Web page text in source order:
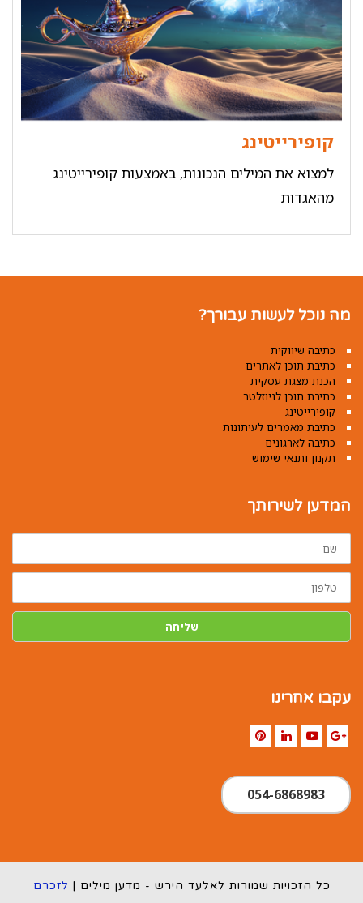
קופירייטינג
למצוא את המילים הנכונות, באמצעות קופירייטינג
מהאגדות
מה נוכל לעשות עבורך?
כתיבה שיווקית
כתיבת תוכן לאתרים
הכנת מצגת עסקית
כתיבת תוכן לניוזלטר
קופירייטינג
כתיבת מאמרים לעיתונות
כתיבה לארגונים
תקנון ותנאי שימוש
המדען לשירותך
שם
טלפון
שליחה
עקבו אחרינו
054-6868983
כל הזכויות שמורות לאלעד הירש - מדען מילים | לזכרם